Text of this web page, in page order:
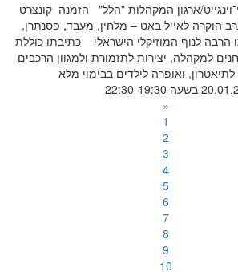
ארגון המקהלות "הלל" הזמנה קונצרט
הוקרה לאייל באט – מלחין, מעבד, פסנתרן,
לנוף המוזיקלי הישראלי כתיבתו כוללת
ולחנים למקהלה, יצירות לתזמורת ולמגוון הרכבים
ואופרה לילדים בבימוי מלא
22:30-19:30
«
1
2
3
4
5
6
7
8
9
10